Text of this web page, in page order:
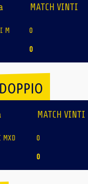
MATCH VINTI
M 0
0
MATCH VINTI
MXD 0
0